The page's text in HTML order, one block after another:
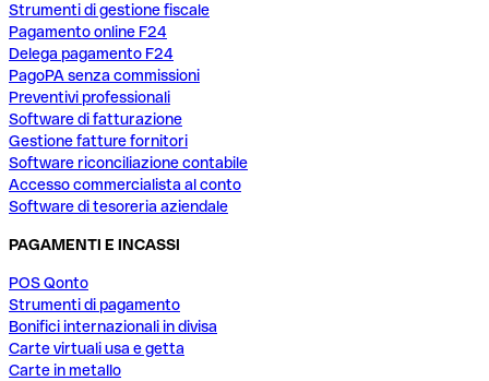
Strumenti di gestione fiscale
Pagamento online F24
Delega pagamento F24
PagoPA senza commissioni
Preventivi professionali
Software di fatturazione
Gestione fatture fornitori
Software riconciliazione contabile
Accesso commercialista al conto
Software di tesoreria aziendale
PAGAMENTI E INCASSI
POS Qonto
Strumenti di pagamento
Bonifici internazionali in divisa
Carte virtuali usa e getta
Carte in metallo